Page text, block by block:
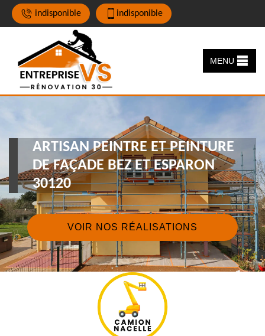
indisponible indisponible
MENU
ARTISAN PEINTRE ET PEINTURE
DE FAÇADE BEZ ET ESPARON
30120
VOIR NOS RÉALISATIONS